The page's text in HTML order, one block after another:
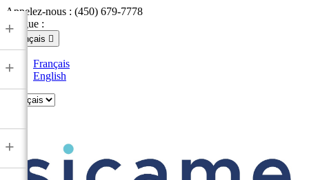
Appelez-nous : (450) 679-7778
Langue :
Français 
Français
English
+
+
+